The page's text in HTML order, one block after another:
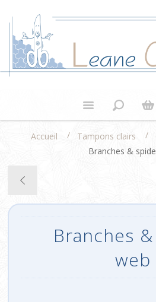
Accueil / Tampons clairs /
Branches &
Branches
web